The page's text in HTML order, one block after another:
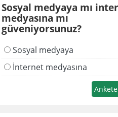
Sosyal medyaya mı
medyasına mı
güveniyorsunuz?
Sosyal medyaya
İnternet medyasına